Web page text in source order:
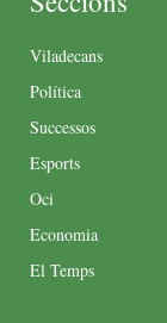
Viladecans
Política
Successos
Esports
Oci
Economia
El Temps